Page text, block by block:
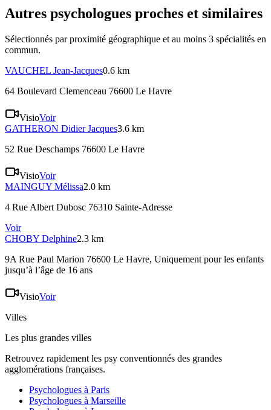
Autres psychologues proches et similaires
Sélectionnés par proximité géographique et au moins 3 spécialités en
commun.
VAUCHEL Jean-Jacques0.6 km
64 Boulevard Clemenceau 76600 Le Havre
VisioVoir
GATHERON Didier Jacques3.6 km
52 Rue Deschamps 76600 Le Havre
VisioVoir
MAINGUY Mélissa2.0 km
4 Rue Albert Dubosc 76310 Sainte-Adresse
Voir
CHOBY Delphine2.3 km
9A Rue Paul Marion 76600 Le Havre, Uniquement pour les enfants
jusqu’à l’âge de 16 ans
VisioVoir
Villes
Les plus grandes villes
Retrouvez rapidement les psy conventionnés des grandes
agglomérations françaises.
Psychologues à Paris
Psychologues à Marseille